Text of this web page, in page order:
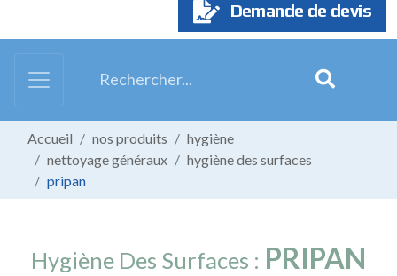
Demande de devis
Accueil nos produits
hygiène
nettoyage généraux
hygiène des surfaces
pripan
Hygiène Des Surfaces : PRIPAN